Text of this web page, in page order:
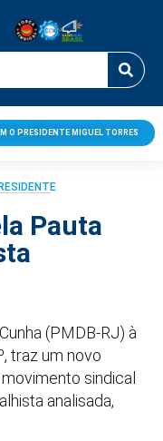
O PRESIDENTE MIGUEL TORRES
Pauta
(PMDB-RJ) à
traz um novo
sindical
analisada,